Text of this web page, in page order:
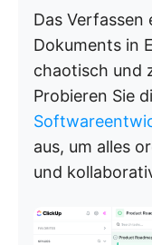
Das
Dokuments in
chaotisch und
Probieren Sie
aus, um alles
und